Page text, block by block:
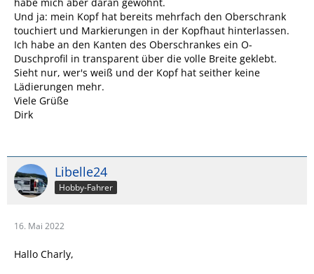
Und ja: mein Kopf hat bereits mehrfach den Oberschrank
touchiert und Markierungen in der Kopfhaut hinterlassen.
Ich habe an den Kanten des Oberschrankes ein O-
Duschprofil in transparent über die volle Breite geklebt.
Sieht nur, wer's weiß und der Kopf hat seither keine
Lädierungen mehr.
Viele Grüße
Dirk
Libelle24
Hobby-Fahrer
16. Mai 2022
Hallo Charly,